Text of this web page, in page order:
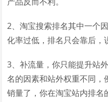
2、淘宝搜索排名其中一个
化率过低，排名只会靠后，
3、补流量，你只能提升站
名的因素和站外权重不同
销量了，你在淘宝站内排名